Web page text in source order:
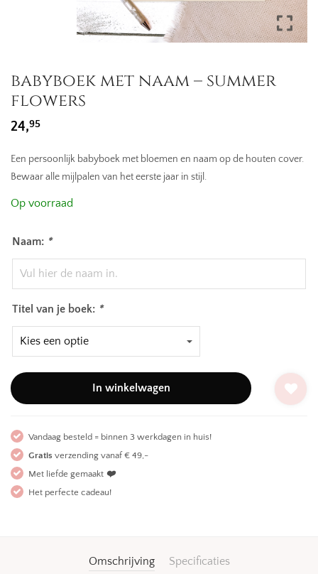
babyboek met naam – summer
flowers
24,95
Een persoonlijk babyboek met bloemen en naam op de houten cover.
Bewaar alle mijlpalen van het eerste jaar in stijl.
Op voorraad
Naam: *
Titel van je boek: *
In winkelwagen
Vandaag besteld = binnen 3 werkdagen in huis!
Gratis verzending vanaf € 49,-
Met liefde gemaakt ❤️
Het perfecte cadeau!
Omschrijving Specificaties